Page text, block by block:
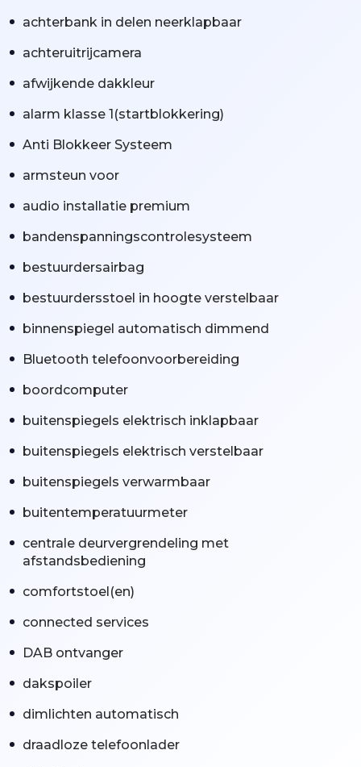
achterbank in delen neerklapbaar
achteruitrijcamera
afwijkende dakkleur
alarm klasse 1(startblokkering)
Anti Blokkeer Systeem
armsteun voor
audio installatie premium
bandenspanningscontrolesysteem
bestuurdersairbag
bestuurdersstoel in hoogte verstelbaar
binnenspiegel automatisch dimmend
Bluetooth telefoonvoorbereiding
boordcomputer
buitenspiegels elektrisch inklapbaar
buitenspiegels elektrisch verstelbaar
buitenspiegels verwarmbaar
buitentemperatuurmeter
centrale deurvergrendeling met
afstandsbediening
comfortstoel(en)
connected services
DAB ontvanger
dakspoiler
dimlichten automatisch
draadloze telefoonlader